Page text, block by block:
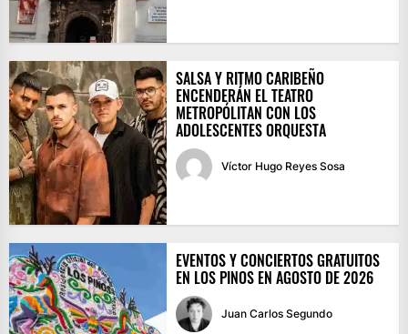
SALSA Y RITMO CARIBEÑO
ENCENDERÁN EL TEATRO
METROPÓLITAN CON LOS
ADOLESCENTES ORQUESTA
Víctor Hugo Reyes Sosa
EVENTOS Y CONCIERTOS GRATUITOS
EN LOS PINOS EN AGOSTO DE 2026
Juan Carlos Segundo